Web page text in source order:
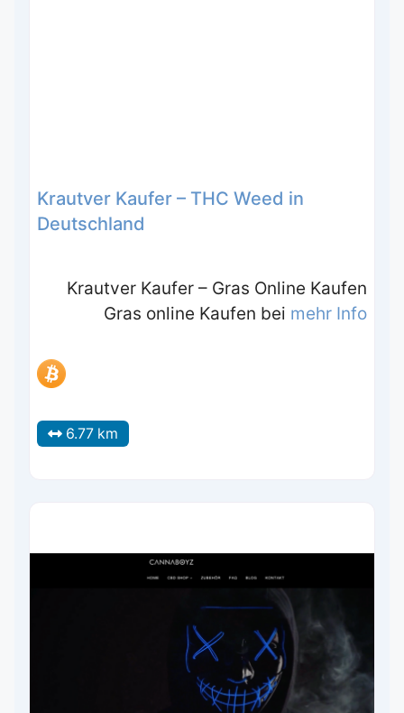
Krautver Kaufer – THC Weed in
Deutschland
Krautver Kaufer – Gras Online Kaufen
Gras online Kaufen bei mehr Info
6.77 km